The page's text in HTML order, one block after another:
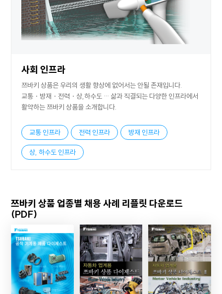
사회 인프라
쯔바키 상품은 우리의 생활 향상에 없어서는 안될 존재입니다.
교통・방재・전력・상,하수도 … 삶과 직결되는 다양한 인프라에서
활약하는 쯔바키 상품을 소개합니다.
교통 인프라 전력 인프라 방재 인프라
상, 하수도 인프라
쯔바키 상품 업종별 채용 사례 리플릿 다운로드
(PDF)